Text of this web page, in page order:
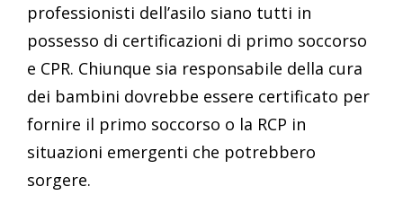
professionisti dell’asilo siano tutti in
possesso di certificazioni di primo soccorso
e CPR. Chiunque sia responsabile della cura
dei bambini dovrebbe essere certificato per
fornire il primo soccorso o la RCP in
situazioni emergenti che potrebbero
sorgere.